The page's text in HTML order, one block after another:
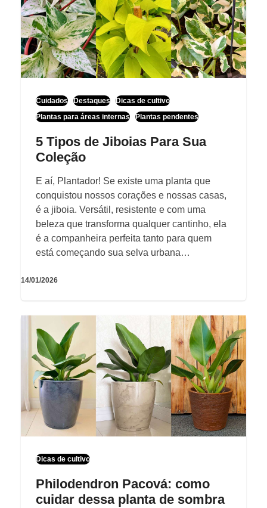
Cuidados Destaques
Dicas de cultivo
Plantas para áreas internas
Plantas pendentes
5 Tipos de Jiboias Para Sua
Coleção
E aí, Plantador! Se existe uma planta que
conquistou nossos corações e nossas casas,
é a jiboia. Versátil, resistente e com uma
beleza que transforma qualquer cantinho, ela
é a companheira perfeita tanto para quem
está começando sua selva urbana…
14/01/2026
Dicas de cultivo
Philodendron Pacová: como
cuidar dessa planta de sombra